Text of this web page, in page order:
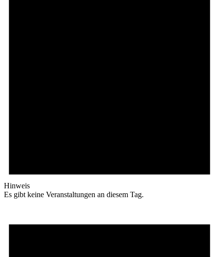
Hinweis
Es gibt keine Veranstaltungen an diesem Tag.